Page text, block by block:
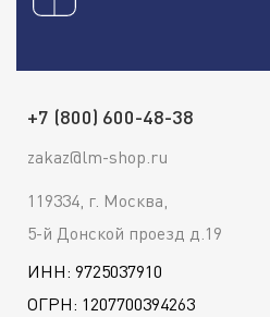
+7 (800) 600-48-38
zakaz@lm-shop.ru
119334, г. Москва,
5-й Донской проезд д.19
ИНН: 9725037910
ОГРН: 1207700394263